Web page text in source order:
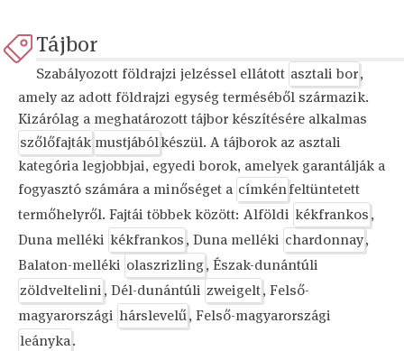
Tájbor
Szabályozott földrajzi jelzéssel ellátott asztali bor,
amely az adott földrajzi egység terméséből származik.
Kizárólag a meghatározott tájbor készítésére alkalmas
szőlőfajták mustjábólkészül. A tájborok az asztali
kategória legjobbjai, egyedi borok, amelyek garantálják a
fogyasztó számára a minőséget a címkénfeltüntetett
termőhelyről. Fajtái többek között: Alföldi kékfrankos,
Duna melléki kékfrankos, Duna melléki chardonnay,
Balaton-melléki olaszrizling, Észak-dunántúli
zöldveltelini, Dél-dunántúli zweigelt, Felső-
magyarországi hárslevelű, Felső-magyarországi
leányka.